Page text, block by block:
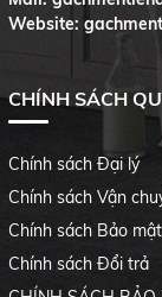
Website:
CHÍNH SÁCH
Chính sách Đại lý
Chính sách Vận
Chính sách Bảo mật
Chính sách Đổi trả